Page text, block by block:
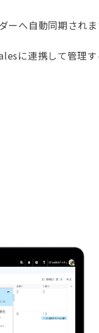
へ自動同期されま
に連携して管理す